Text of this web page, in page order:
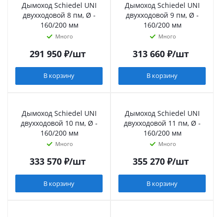
Дымоход Schiedel UNI
двухходовой 8 пм, Ø -
160/200 мм
Много
291 950₽/шт
В корзину
Дымоход Schiedel UNI
двухходовой 9 пм, Ø -
160/200 мм
Много
313 660₽/шт
В корзину
Дымоход Schiedel UNI
двухходовой 10 пм, Ø -
160/200 мм
Много
333 570₽/шт
В корзину
Дымоход Schiedel UNI
двухходовой 11 пм, Ø -
160/200 мм
Много
355 270₽/шт
В корзину